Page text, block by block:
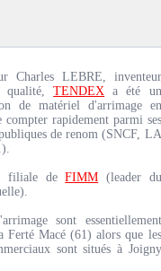
Charles LEBRE, inventeur
qualité,TENDEX a été un
de matériel d'arrimage en
rapidement parmi ses
de renom (SNCF, LA
filiale deFIMM (leader du
sont essentiellement
Ferté Macé (61) alors que les
sont situés à Joigny